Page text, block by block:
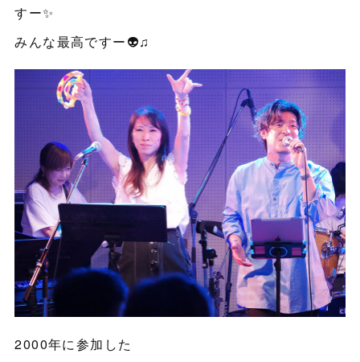
すー✨
みんな最高ですー👽♫
2000年に参加した